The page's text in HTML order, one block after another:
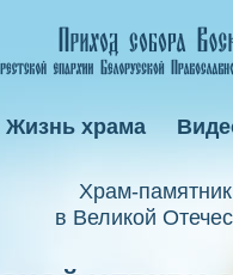
Xрам-
в Великой
Жизнь храма